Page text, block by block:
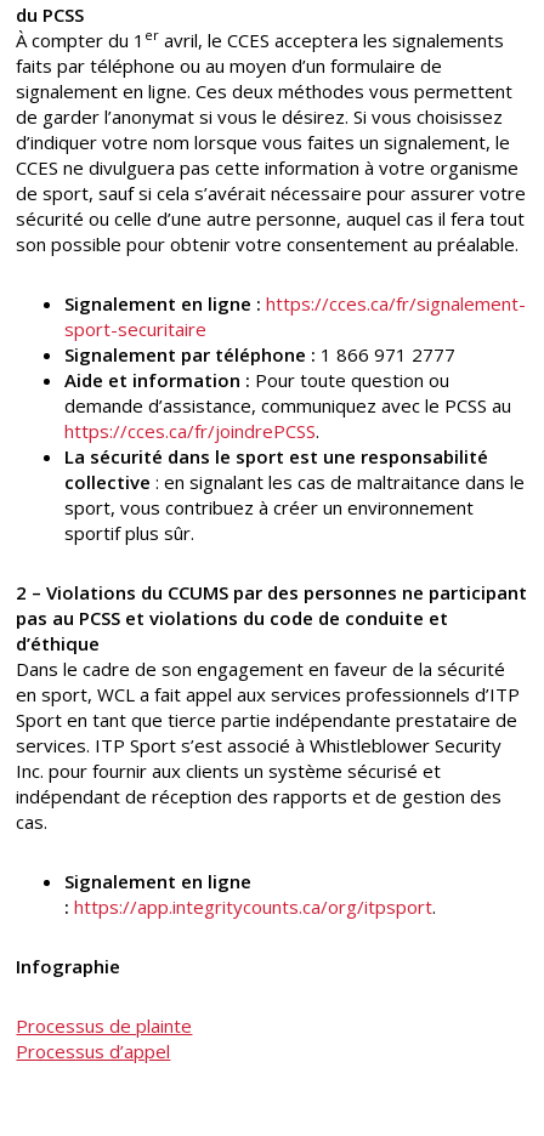
du PCSS
À compter du 1 er avril, le CCES acceptera les signalements
faits par téléphone ou au moyen d’un formulaire de
signalement en ligne. Ces deux méthodes vous permettent
de garder l’anonymat si vous le désirez. Si vous choisissez
d’indiquer votre nom lorsque vous faites un signalement, le
CCES ne divulguera pas cette information à votre organisme
de sport, sauf si cela s’avérait nécessaire pour assurer votre
sécurité ou celle d’une autre personne, auquel cas il fera tout
son possible pour obtenir votre consentement au préalable.
Signalement en ligne : https://cces.ca/fr/signalement-
sport-securitaire
Signalement par téléphone : 1 866 971 2777
Aide et information : Pour toute question ou
demande d’assistance, communiquez avec le PCSS au
https://cces.ca/fr/joindrePCSS.
La sécurité dans le sport est une responsabilité
collective : en signalant les cas de maltraitance dans le
sport, vous contribuez à créer un environnement
sportif plus sûr.
2 – Violations du CCUMS par des personnes ne participant
pas au PCSS et violations du code de conduite et
d’éthique
Dans le cadre de son engagement en faveur de la sécurité
en sport, WCL a fait appel aux services professionnels d’ITP
Sport en tant que tierce partie indépendante prestataire de
services. ITP Sport s’est associé à Whistleblower Security
Inc. pour fournir aux clients un système sécurisé et
indépendant de réception des rapports et de gestion des
cas.
Signalement en ligne
: https://app.integritycounts.ca/org/itpsport.
Infographie
Processus de plainte
Processus d’appel